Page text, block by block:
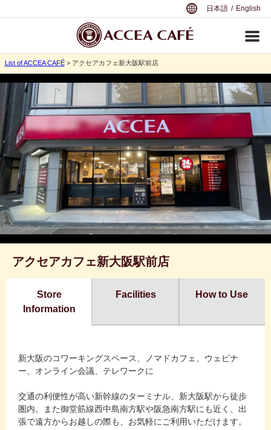
日本語 / English
List of ACCEA CAFÉ> アクセアカフェ新大阪駅前店
アクセアカフェ新大阪駅前店
Store
Information
Facilities How to Use
新大阪のコワーキングスペース、ノマドカフェ、ウェビナ
ー、オンライン会議、テレワークに
交通の利便性が高い新幹線のターミナル、新大阪駅から徒歩
圏内。また御堂筋線西中島南方駅や阪急南方駅にも近く、出
張で遠方からお越しの際も、お気軽にご利用いただけます。